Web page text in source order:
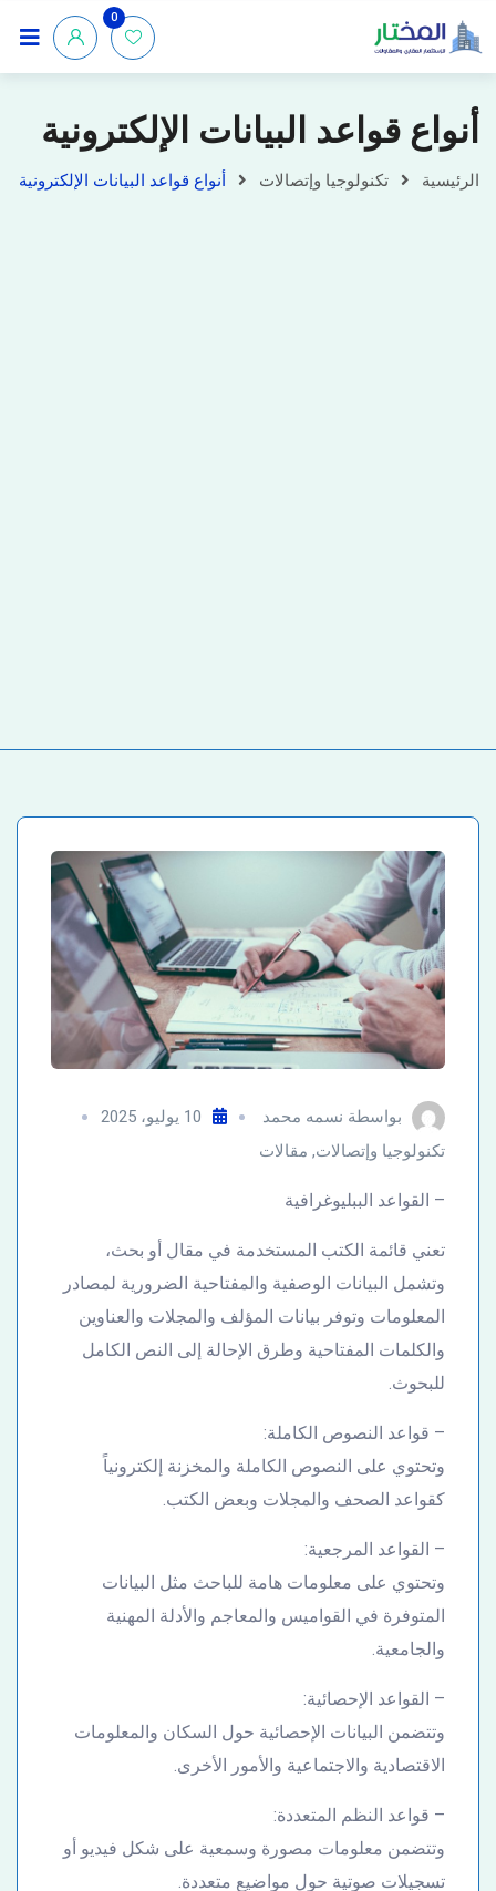
0
أنواع قواعد البيانات الإلكترونية
الرئيسية تكنولوجيا وإتصالات أنواع قواعد البيانات الإلكترونية
بواسطة نسمه محمد
10 يوليو، 2025
تكنولوجيا وإتصالات, مقالات
– القواعد الببليوغرافية
تعني قائمة الكتب المستخدمة في مقال أو بحث،
وتشمل البيانات الوصفية والمفتاحية الضرورية لمصادر
المعلومات وتوفر بيانات المؤلف والمجلات والعناوين
والكلمات المفتاحية وطرق الإحالة إلى النص الكامل
للبحوث.
– قواعد النصوص الكاملة:
وتحتوي على النصوص الكاملة والمخزنة إلكترونياً
كقواعد الصحف والمجلات وبعض الكتب.
– القواعد المرجعية:
وتحتوي على معلومات هامة للباحث مثل البيانات
المتوفرة في القواميس والمعاجم والأدلة المهنية
والجامعية.
– القواعد الإحصائية:
وتتضمن البيانات الإحصائية حول السكان والمعلومات
الاقتصادية والاجتماعية والأمور الأخرى.
– قواعد النظم المتعددة:
وتتضمن معلومات مصورة وسمعية على شكل فيديو أو
تسجيلات صوتية حول مواضيع متعددة.